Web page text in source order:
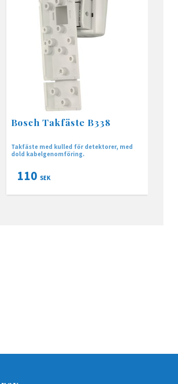
Bosch Takfäste B338
Takfäste med kulled för detektorer, med
dold kabelgenomföring.
110 SEK